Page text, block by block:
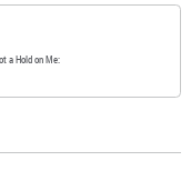
a Hold on Me: